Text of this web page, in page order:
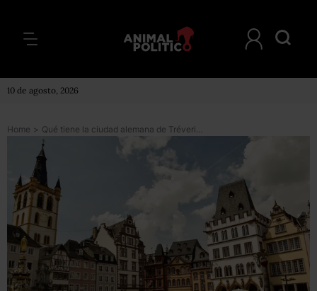
10 de agosto, 2026
Home > Qué tiene la ciudad alemana de Tréveris para atraer cientos de miles de turistas chinos